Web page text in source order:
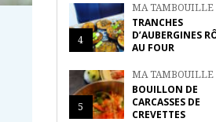
4
MA TAMBOUILLE
TRANCHES
D’AUBERGINES
AU FOUR
5
MA TAMBOUILLE
BOUILLON DE
CARCASSES DE
CREVETTES